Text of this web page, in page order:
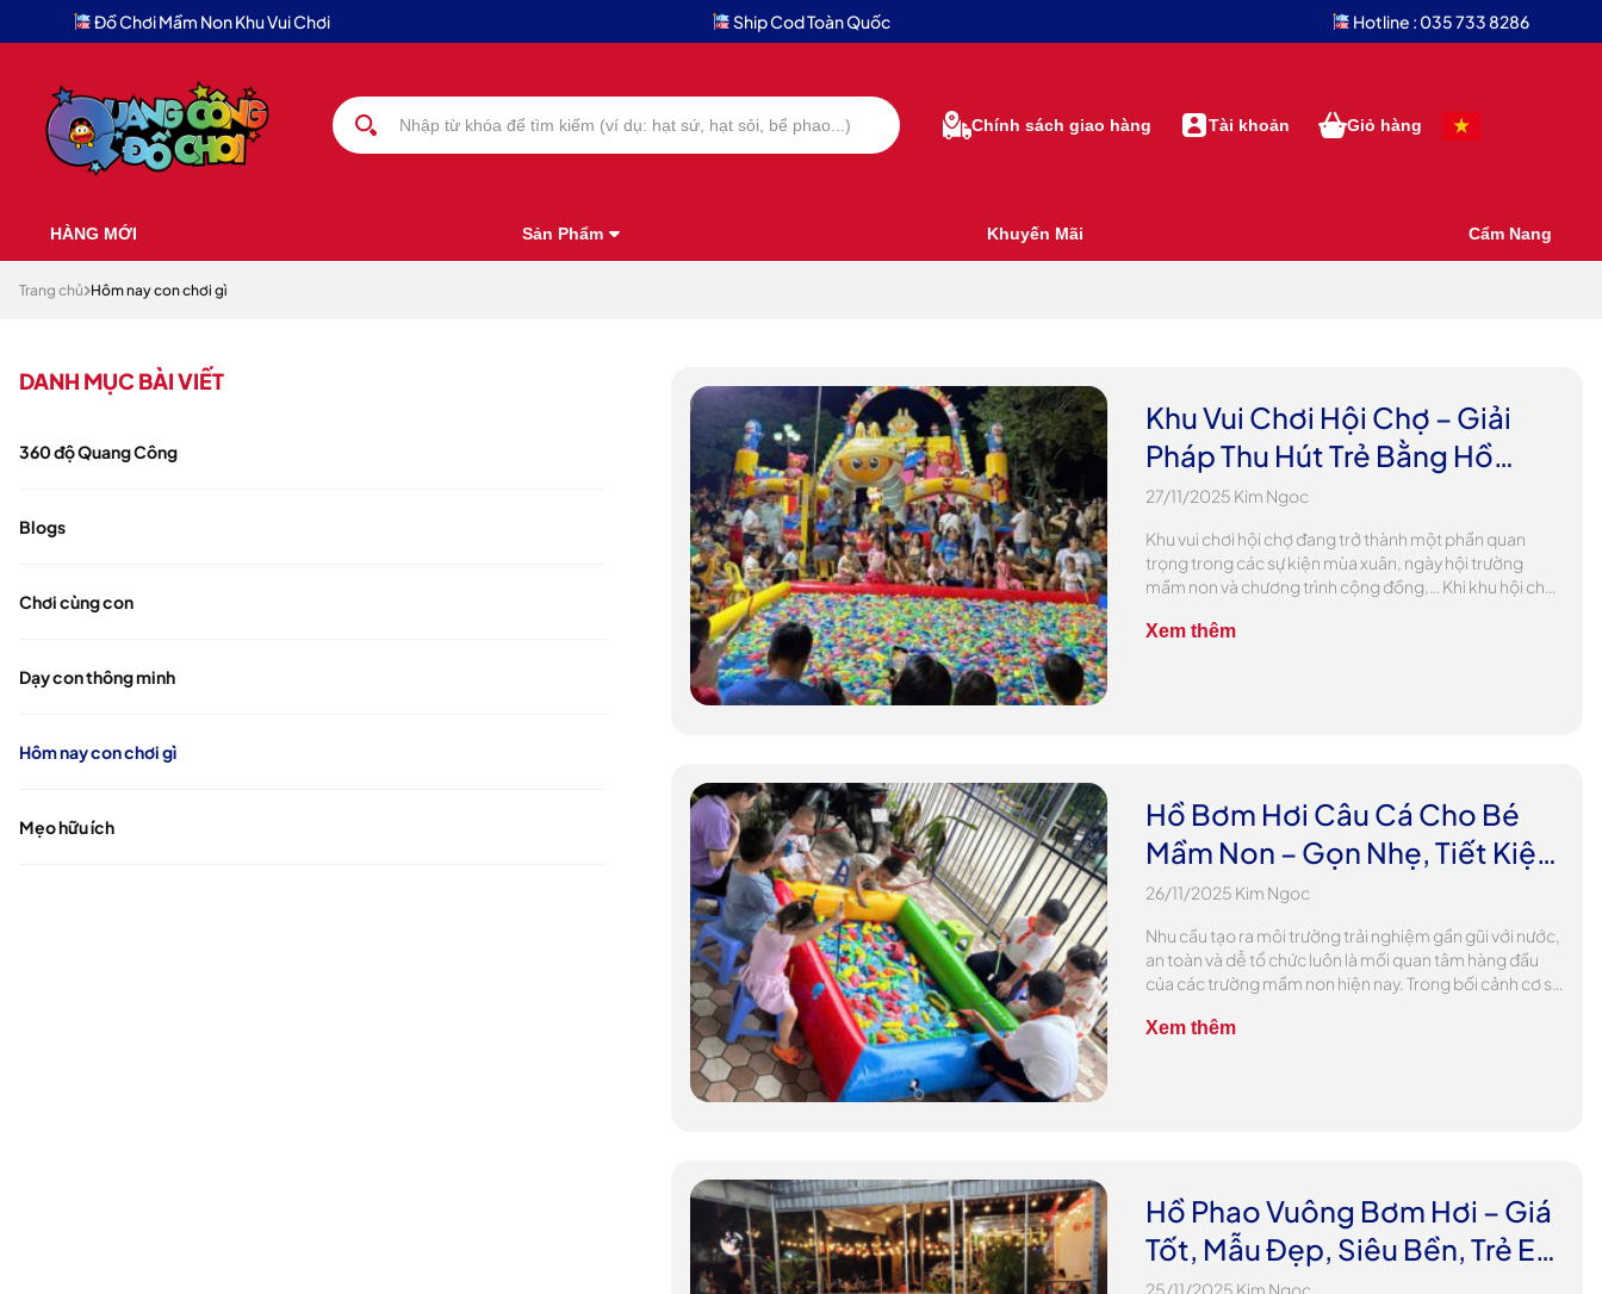
Đồ Chơi Mầm Non Khu Vui Chơi Ship Cod Toàn Quốc Hotline : 035 733 8286
Chính sách giao hàng Tài khoản Giỏ hàng
HÀNG MỚI Sản Phẩm Khuyến Mãi Cẩm Nang
Trang chủ Hôm nay con chơi gì
DANH MỤC BÀI VIẾT
360 độ Quang Công
Blogs
Chơi cùng con
Dạy con thông minh
Hôm nay con chơi gì
Mẹo hữu ích
Khu Vui Chơi Hội Chợ – Giải
Pháp Thu Hút Trẻ Bằng Hồ
Phao, Đồ Chơi Cát, Nhà Hơi
27/11/2025 Kim Ngoc
Khu vui chơi hội chợ đang trở thành một phần quan
trọng trong các sự kiện mùa xuân, ngày hội trường
mầm non và chương trình cộng đồng,… Khi khu hội chợ
phù hợp với trẻ nhỏ. Thì lượng khách ghé thăm tăng […]
Xem thêm
Hồ Bơm Hơi Câu Cá Cho Bé
Mầm Non – Gọn Nhẹ, Tiết Kiệm
Chi Phí
26/11/2025 Kim Ngoc
Nhu cầu tạo ra môi trường trải nghiệm gần gũi với nước,
an toàn và dễ tổ chức luôn là mối quan tâm hàng đầu
của các trường mầm non hiện nay. Trong bối cảnh cơ sở
như câu cá lại mang […]
Xem thêm
Hồ Phao Vuông Bơm Hơi – Giá
Tốt, Mẫu Đẹp, Siêu Bền, Trẻ Em
Mê Tít?
25/11/2025 Kim Ngoc